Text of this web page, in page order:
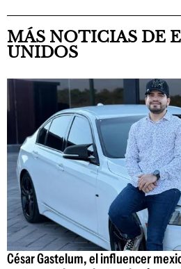
MÁS NOTICIAS DE
UNIDOS
César Gastelum, el influencer